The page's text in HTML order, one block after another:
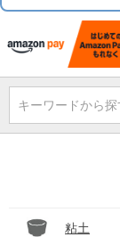
キーワードから探
粘土